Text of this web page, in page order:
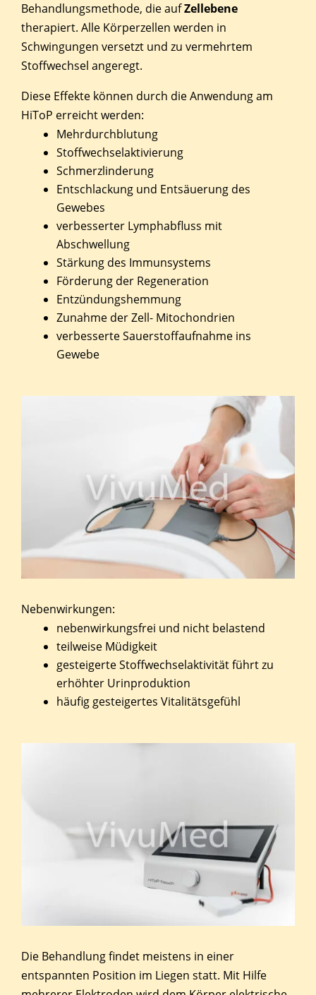
Behandlungsmethode, die aufZellebene
therapiert. Alle Körperzellen werden in
Schwingungen versetzt und zu vermehrtem
Stoffwechsel angeregt.
Diese Effekte können durch die Anwendung am
HiToP erreicht werden:
Mehrdurchblutung
Stoffwechselaktivierung
Schmerzlinderung
Entschlackung und Entsäuerung des
Gewebes
verbesserter Lymphabfluss mit
Abschwellung
Stärkung des Immunsystems
Förderung der Regeneration
Entzündungshemmung
Zunahme der Zell- Mitochondrien
verbesserte Sauerstoffaufnahme ins
Gewebe
Nebenwirkungen:
nebenwirkungsfrei und nicht belastend
teilweise Müdigkeit
gesteigerte Stoffwechselaktivität führt zu
erhöhter Urinproduktion
häufig gesteigertes Vitalitätsgefühl
Die Behandlung findet meistens in einer
entspannten Position im Liegen statt. Mit Hilfe